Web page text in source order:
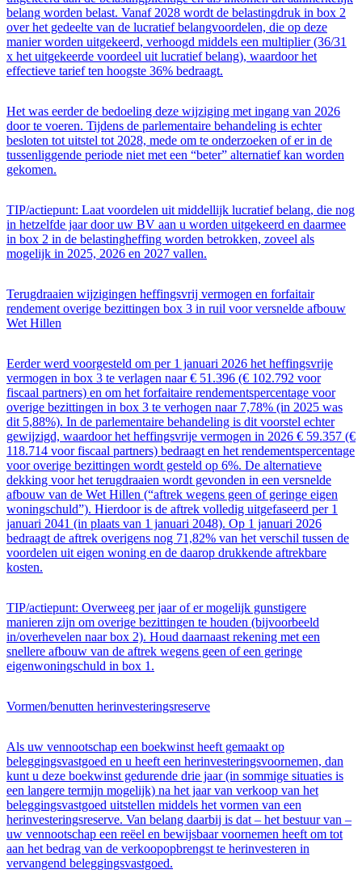
belang worden belast. Vanaf 2028 wordt de belastingdruk in box 2
over het gedeelte van de lucratief belangvoordelen, die op deze
manier worden uitgekeerd, verhoogd middels een multiplier (36/31
x het uitgekeerde voordeel uit lucratief belang), waardoor het
effectieve tarief ten hoogste 36% bedraagt.
Het was eerder de bedoeling deze wijziging met ingang van 2026
door te voeren. Tijdens de parlementaire behandeling is echter
besloten tot uitstel tot 2028, mede om te onderzoeken of er in de
tussenliggende periode niet met een “beter” alternatief kan worden
gekomen.
TIP/actiepunt: Laat voordelen uit middellijk lucratief belang, die nog
in hetzelfde jaar door uw BV aan u worden uitgekeerd en daarmee
in box 2 in de belastingheffing worden betrokken, zoveel als
mogelijk in 2025, 2026 en 2027 vallen.
Terugdraaien wijzigingen heffingsvrij vermogen en forfaitair
rendement overige bezittingen box 3 in ruil voor versnelde afbouw
Wet Hillen
Eerder werd voorgesteld om per 1 januari 2026 het heffingsvrije
vermogen in box 3 te verlagen naar € 51.396 (€ 102.792 voor
fiscaal partners) en om het forfaitaire rendementspercentage voor
overige bezittingen in box 3 te verhogen naar 7,78% (in 2025 was
dit 5,88%). In de parlementaire behandeling is dit voorstel echter
gewijzigd, waardoor het heffingsvrije vermogen in 2026 € 59.357 (€
118.714 voor fiscaal partners) bedraagt en het rendementspercentage
voor overige bezittingen wordt gesteld op 6%. De alternatieve
dekking voor het terugdraaien wordt gevonden in een versnelde
afbouw van de Wet Hillen (“aftrek wegens geen of geringe eigen
woningschuld”). Hierdoor is de aftrek volledig uitgefaseerd per 1
januari 2041 (in plaats van 1 januari 2048). Op 1 januari 2026
bedraagt de aftrek overigens nog 71,82% van het verschil tussen de
voordelen uit eigen woning en de daarop drukkende aftrekbare
kosten.
TIP/actiepunt: Overweeg per jaar of er mogelijk gunstigere
manieren zijn om overige bezittingen te houden (bijvoorbeeld
in/overhevelen naar box 2). Houd daarnaast rekening met een
snellere afbouw van de aftrek wegens geen of een geringe
eigenwoningschuld in box 1.
Vormen/benutten herinvesteringsreserve
Als uw vennootschap een boekwinst heeft gemaakt op
beleggingsvastgoed en u heeft een herinvesteringsvoornemen, dan
kunt u deze boekwinst gedurende drie jaar (in sommige situaties is
een langere termijn mogelijk) na het jaar van verkoop van het
beleggingsvastgoed uitstellen middels het vormen van een
herinvesteringsreserve. Van belang daarbij is dat – het bestuur van –
uw vennootschap een reëel en bewijsbaar voornemen heeft om tot
aan het bedrag van de verkoopopbrengst te herinvesteren in
vervangend beleggingsvastgoed.